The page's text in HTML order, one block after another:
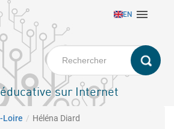
EN 
sur Internet
Loire Héléna Diard